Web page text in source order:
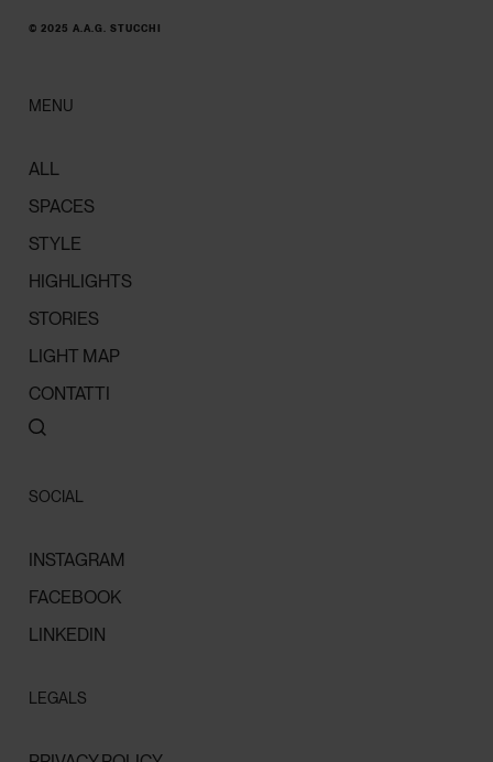
© 2025 A.A.G. STUCCHI
MENU
ALL
SPACES
STYLE
HIGHLIGHTS
STORIES
LIGHT MAP
CONTATTI
SOCIAL
INSTAGRAM
FACEBOOK
LINKEDIN
LEGALS